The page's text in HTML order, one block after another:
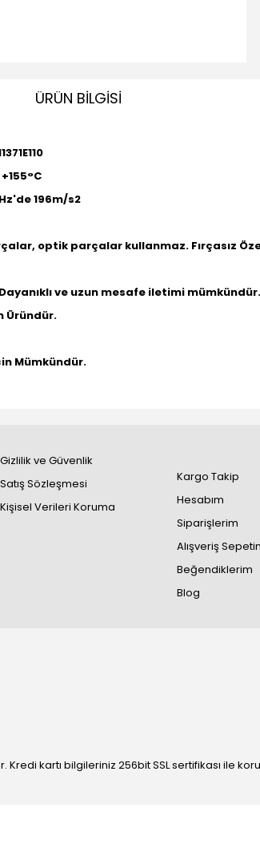
ÜRÜN BİLGİSİ
196m/s2
optik parçalar kullanmaz. Fırçasız
ve uzun mesafe iletimi mümkündür.
Üründür.
Mümkündür.
Gizlilik ve Güvenlik
Satış Sözleşmesi
Kişisel Verileri Koruma
Kargo Takip
Hesabım
Siparişlerim
Alışveriş
Beğendiklerim
Blog
Kredi kartı bilgileriniz 256bit SSL sertifikası ile